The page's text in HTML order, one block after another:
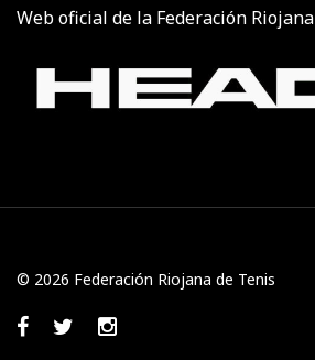
Web oficial de la Federación
© 2026 Federación Riojana de Tenis
FacebookTwitterInstagram